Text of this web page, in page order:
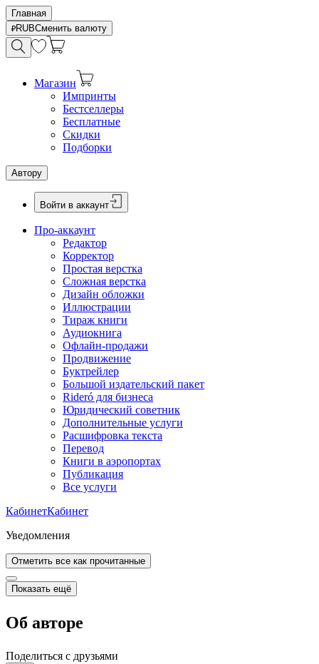
Главная
RUBСменить валюту
Магазин
Импринты
Бестселлеры
Бесплатные
Скидки
Подборки
Автору
Войти в аккаунт
Про-аккаунт
Редактор
Корректор
Простая верстка
Сложная верстка
Дизайн обложки
Иллюстрации
Тираж книги
Аудиокнига
Офлайн-продажи
Продвижение
Буктрейлер
Большой издательский пакет
Rideró для бизнеса
Юридический советник
Дополнительные услуги
Расшифровка текста
Перевод
Книги в аэропортах
Публикация
Все услуги
КабинетКабинет
Уведомления
Отметить все как прочитанные
Показать ещё
Об авторе
Поделиться с друзьями